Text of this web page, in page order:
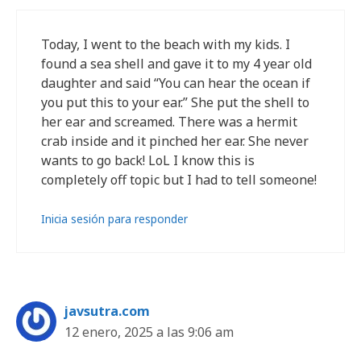
Today, I went to the beach with my kids. I
found a sea shell and gave it to my 4 year old
daughter and said “You can hear the ocean if
you put this to your ear.” She put the shell to
her ear and screamed. There was a hermit
crab inside and it pinched her ear. She never
wants to go back! LoL I know this is
completely off topic but I had to tell someone!
Inicia sesión para responder
javsutra.com
12 enero, 2025 a las 9:06 am